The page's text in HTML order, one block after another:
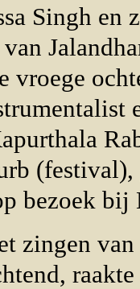
Singh
vroege
bezoek
zingen